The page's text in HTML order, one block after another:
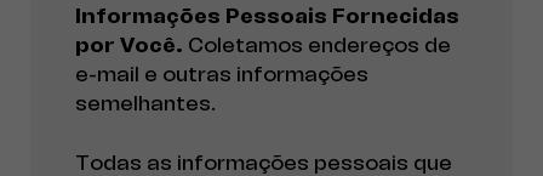
Informações Pessoais Fornecidas
por Você. Coletamos endereços de
e-mail e outras informações
semelhantes.
Todas as informações pessoais que